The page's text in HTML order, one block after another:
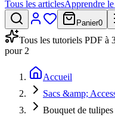
Tous les articlesApprendre
Panier0
Tous les tutoriels PDF à
pour 2
Accueil
Sacs &amp;
Bouquet de